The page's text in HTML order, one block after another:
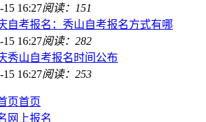
15 16:27阅读：151
自考报名：秀山自考报名方式有哪
15 16:27阅读：282
秀山自考报名时间公布
15 16:27阅读：253
首页
网上报名